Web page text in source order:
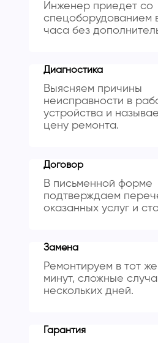
Инженер приедет со
спецоборудованием
часа без
Диагностика
Выясняем причины
неисправности в
устройства и
цену ремонта.
Договор
В письменной форме
подтверждаем
оказанных услуг и
Замена
Ремонтируем в тот
минут, сложные
нескольких дней.
Гарантия